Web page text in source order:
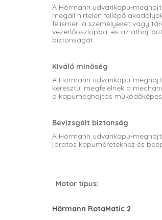
A Hörmann udvarikapu-
megáll hirtelen fellépő
felismeri a személyeket vagy
vezérlőoszlopba, és az
biztonságát.
Kiváló minőség
A Hörmann udvarikapu-
keresztül megfelelnek a
a kapumeghajtás
Bevizsgált biztonság
A Hörmann udvarikapu-
járatos kapuméretekhez és
Motor típus:
Hörmann RotaMatic 2